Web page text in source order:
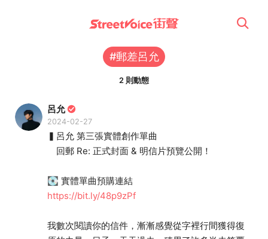
#郵差呂允
2 則動態
呂允
2024-02-27
▍呂允 第三張實體創作單曲
回郵 Re: 正式封面 & 明信片預覽公開！
💽 實體單曲預購連結
https://bit.ly/48p9zPf
我數次閱讀你的信件，漸漸感覺從字裡行間獲得復